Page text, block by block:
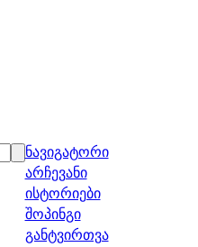
ნავიგატორი
არჩევანი
ისტორიები
შოპინგი
განტვირთვა